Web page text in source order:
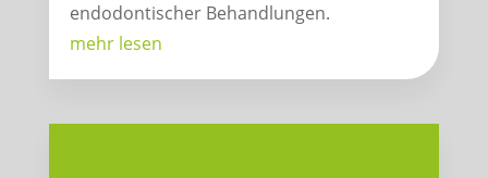
endodontischer Behandlungen.
mehr lesen